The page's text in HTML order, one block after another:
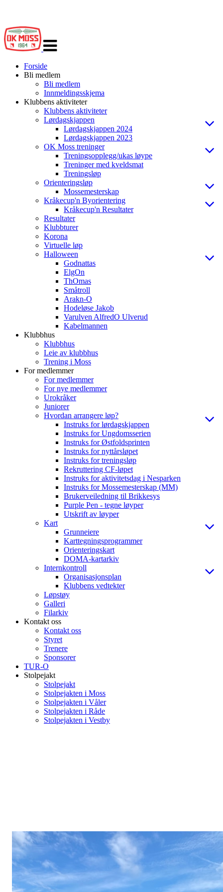
navigasjon
Forside
Bli medlem
Bli medlem
Innmeldingsskjema
Klubbens aktiviteter
Klubbens aktiviteter
Lørdagskjappen
Lørdagskjappen 2024
Lørdagskjappen 2023
OK Moss treninger
Treningsopplegg/ukas løype
Treninger med kveldsmat
Treningsløp
Orienteringsløp
Mossemesterskap
Kråkecup'n Byorientering
Kråkecup'n Resultater
Resultater
Klubbturer
Korona
Virtuelle løp
Halloween
Godnattas
ElgOn
ThOmas
Småtroll
Arakn-O
Hodeløse Jakob
Varulven AlfredO Ulverud
Kabelmannen
Klubbhus
Klubbhus
Leie av klubbhus
Trening i Moss
For medlemmer
For medlemmer
For nye medlemmer
Urokråker
Juniorer
Hvordan arrangere løp?
Instruks for lørdagskjappen
Instruks for Ungdomsserien
Instruks for Østfoldsprinten
Instruks for nyttårsløpet
Instruks for treningsløp
Rekruttering CF-løpet
Instruks for aktivitetsdag i Nesparken
Instruks for Mossemesterskap (MM)
Brukerveiledning til Brikkesys
Purple Pen - tegne løyper
Utskrift av løyper
Kart
Grunneiere
Karttegningsprogrammer
Orienteringskart
DOMA-kartarkiv
Internkontroll
Organisasjonsplan
Klubbens vedtekter
Løpstøy
Galleri
Filarkiv
Kontakt oss
Kontakt oss
Styret
Trenere
Sponsorer
TUR-O
Stolpejakt
Stolpejakt
Stolpejakten i Moss
Stolpejakten i Våler
Stolpejakten i Råde
Stolpejakten i Vestby